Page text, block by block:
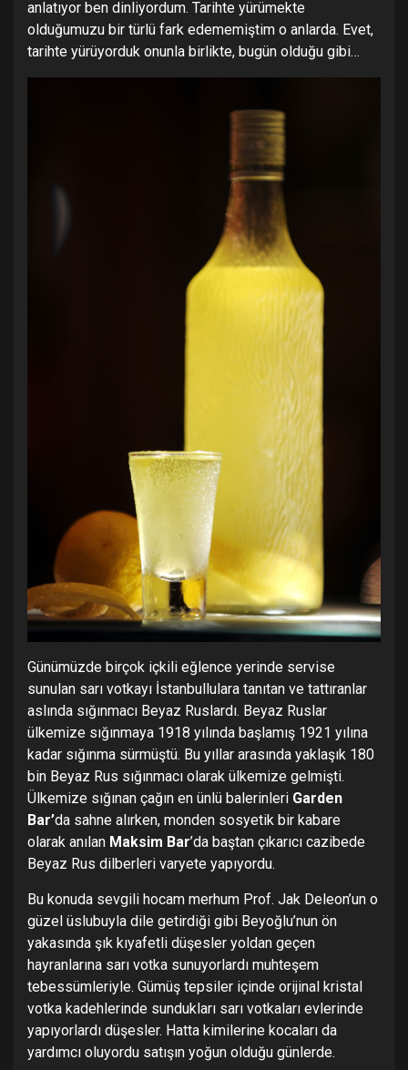
anlatıyor ben dinliyordum. Tarihte yürümekte
olduğumuzu bir türlü fark edememiştim o anlarda. Evet,
tarihte yürüyorduk onunla birlikte, bugün olduğu gibi…
Günümüzde birçok içkili eğlence yerinde servise
sunulan sarı votkayı İstanbullulara tanıtan ve tattıranlar
aslında sığınmacı Beyaz Ruslardı. Beyaz Ruslar
ülkemize sığınmaya 1918 yılında başlamış 1921 yılına
kadar sığınma sürmüştü. Bu yıllar arasında yaklaşık 180
bin Beyaz Rus sığınmacı olarak ülkemize gelmişti.
Ülkemize sığınan çağın en ünlü balerinleri Garden
Bar’da sahne alırken, monden sosyetik bir kabare
olarak anılan Maksim Bar’da baştan çıkarıcı cazibede
Beyaz Rus dilberleri varyete yapıyordu.
Bu konuda sevgili hocam merhum Prof. Jak Deleon’un o
güzel üslubuyla dile getirdiği gibi Beyoğlu’nun ön
yakasında şık kıyafetli düşesler yoldan geçen
hayranlarına sarı votka sunuyorlardı muhteşem
tebessümleriyle. Gümüş tepsiler içinde orijinal kristal
votka kadehlerinde sundukları sarı votkaları evlerinde
yapıyorlardı düşesler. Hatta kimilerine kocaları da
yardımcı oluyordu satışın yoğun olduğu günlerde.